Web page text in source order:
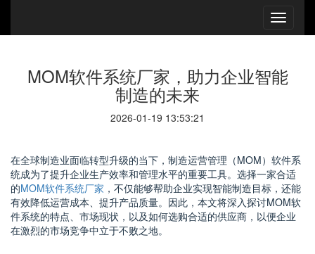
MOM软件系统厂家，助力企业智能
制造的未来
2026-01-19 13:53:21
在全球制造业面临转型升级的当下，制造运营管理（MOM）软件系
统成为了提升企业生产效率和管理水平的重要工具。选择一家合适
的MOM软件系统厂家 ，不仅能够帮助企业实现智能制造目标，还能
有效降低运营成本、提升产品质量。因此，本文将深入探讨MOM软
件系统的特点、市场现状，以及如何选购合适的供应商，以便企业
在激烈的市场竞争中立于不败之地。